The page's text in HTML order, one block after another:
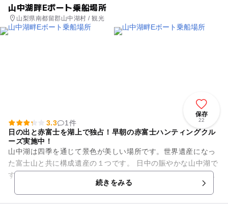
山中湖畔Eボート乗船場所
山梨県南都留郡山中湖村 / 観光
保存
22
3.3
1件
日の出と赤富士を湖上で独占！早朝の赤富士ハンティングクル
ーズ実施中！
山中湖は四季を通じて景色が美しい場所です。世界遺産になっ
た富士山と共に構成遺産の１つです。 日中の賑やかな山中湖で
すが、本来の自然の状態を堪能できる早朝の時間に絞り、赤富
士と日の出を湖上から眺...続きをみる